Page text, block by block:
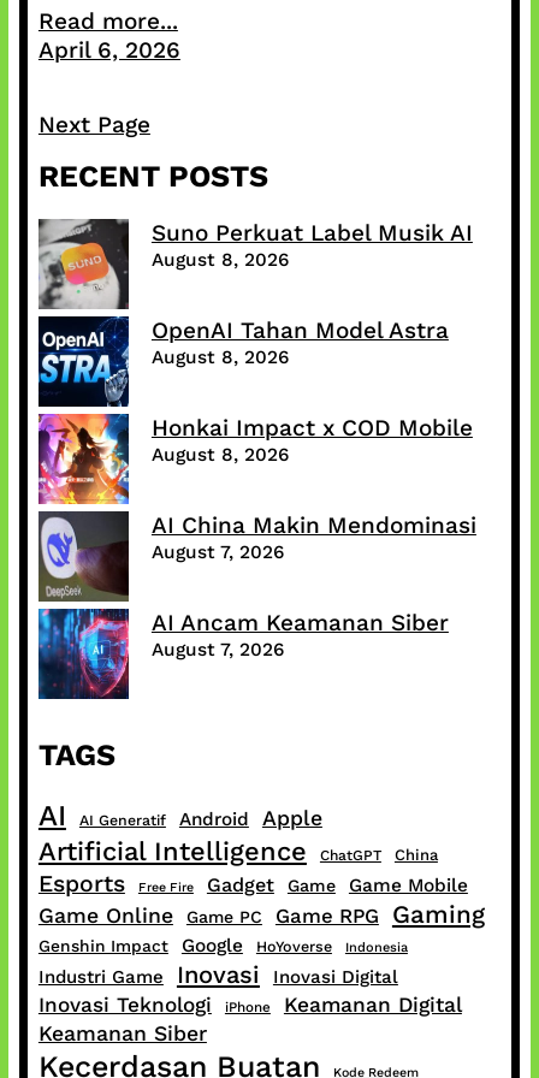
Read more...
April 6, 2026
Next Page
RECENT POSTS
Suno Perkuat Label Musik AI
August 8, 2026
OpenAI Tahan Model Astra
August 8, 2026
Honkai Impact x COD Mobile
August 8, 2026
AI China Makin Mendominasi
August 7, 2026
AI Ancam Keamanan Siber
August 7, 2026
TAGS
AI AI Generatif Android Apple
Artificial Intelligence ChatGPT China
Esports Free Fire Gadget Game Game Mobile
Game Online Game PC Game RPG Gaming
Genshin Impact Google HoYoverse Indonesia
Industri Game Inovasi Inovasi Digital
Inovasi Teknologi iPhone
Keamanan Digital
Keamanan Siber
Kecerdasan Buatan Kode Redeem